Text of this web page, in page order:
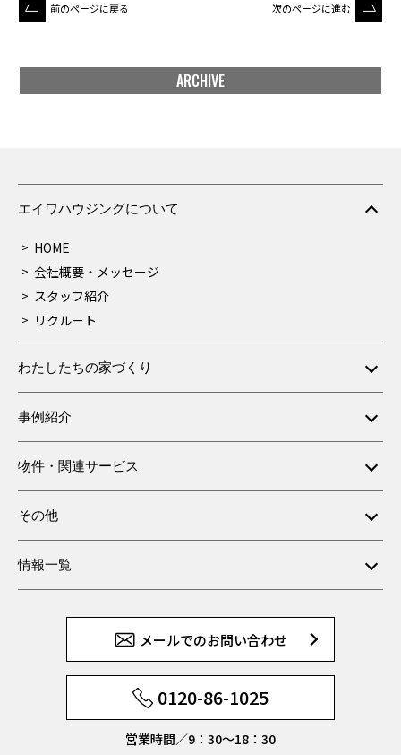
ARCHIVE
前のページに戻る 次のページに進む
エイワハウジングについて
HOME
会社概要・メッセージ
スタッフ紹介
リクルート
わたしたちの家づくり
事例紹介
物件・関連サービス
その他
情報一覧
メールでのお問い合わせ
0120-86-1025
営業時間／9：30〜18：30